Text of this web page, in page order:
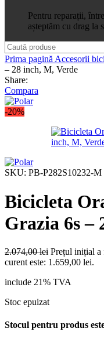
Pentru reparații,
așteptăm cu drag la
Prima pagină Accesorii
– 28 inch, M, Verde
Share:
Compara
-20%
SKU: PB-P282S10232-M
Bicicleta
Grazia 6s –
2.074,00lei Prețul inițial a
curent este: 1.659,00 lei.
include 21% TVA
Stoc epuizat
Stocul pentru produs